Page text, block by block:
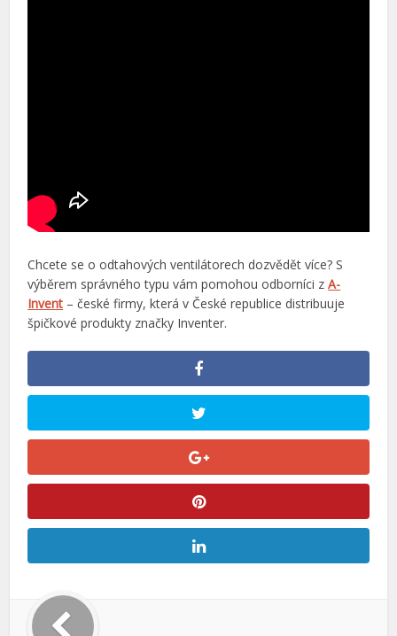
Chcete se o odtahových ventilátorech dozvědět více? S
výběrem správného typu vám pomohou odborníci zA-
Invent – české firmy, která v České republice distribuuje
špičkové produkty značky Inventer.